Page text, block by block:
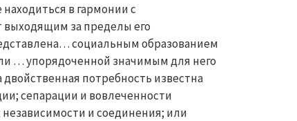
в гармонии с
за пределы его
социальным образованием
… упорядоченной значимым для него
двойственная потребность известна
сепарации и вовлеченности
и соединения; или